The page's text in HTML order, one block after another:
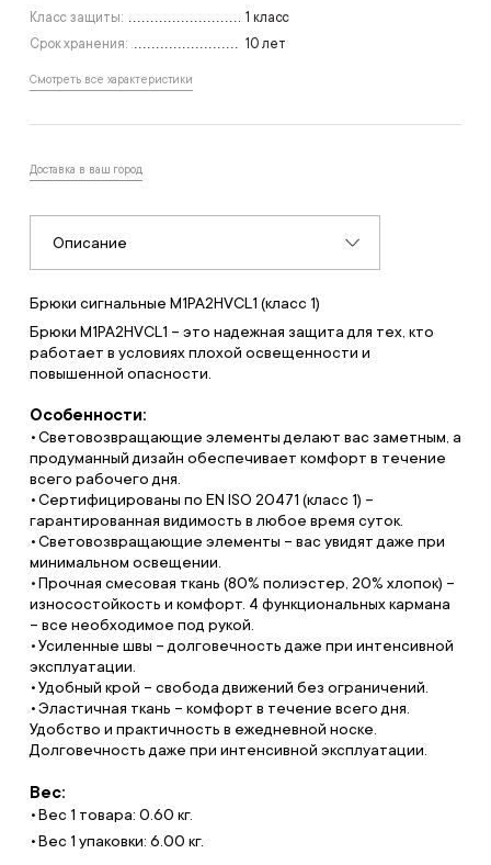
Класс защиты:
1 класс
Срок хранения:
10 лет
Смотреть все характеристики
Доставка в ваш город
Описание
Брюки сигнальные M1PA2HVCL1 (класс 1)
Брюки M1PA2HVCL1 – это надежная защита для тех, кто
работает в условиях плохой освещенности и
повышенной опасности.
Особенности:
Световозвращающие элементы делают вас заметным, а
продуманный дизайн обеспечивает комфорт в течение
всего рабочего дня.
Сертифицированы по EN ISO 20471 (класс 1) –
гарантированная видимость в любое время суток.
Световозвращающие элементы – вас увидят даже при
минимальном освещении.
Прочная смесовая ткань (80% полиэстер, 20% хлопок) –
износостойкость и комфорт. 4 функциональных кармана
– все необходимое под рукой.
Усиленные швы – долговечность даже при интенсивной
эксплуатации.
Удобный крой – свобода движений без ограничений.
Эластичная ткань – комфорт в течение всего дня.
Удобство и практичность в ежедневной носке.
Долговечность даже при интенсивной эксплуатации.
Вес:
Вес 1 товара: 0.60 кг.
Вес 1 упаковки: 6.00 кг.